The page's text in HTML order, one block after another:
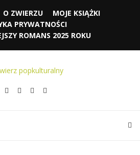
O ZWIERZU
MOJE KSIĄŻKI
PRYWATNOŚCI
ROMANS 2025 ROKU